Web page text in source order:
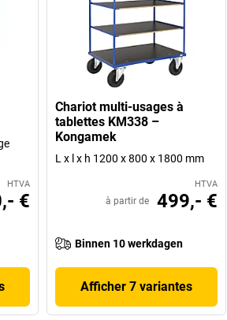
HTVA
€
Chariot multi-usages à
tablettes KM338 –
Kongamek
L x l x h 1200 x 800 x 1800 mm
HTVA
à partir de 499,- €
Binnen 10 werkdagen
Afficher 7 variantes